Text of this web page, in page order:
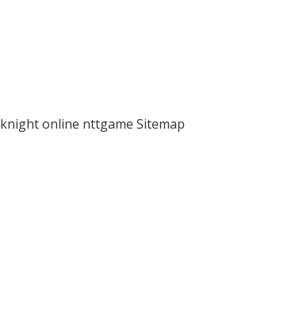
knight online nttgame Sitemap